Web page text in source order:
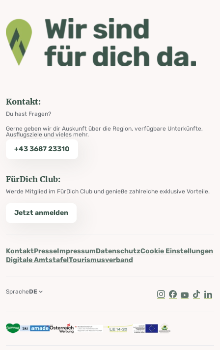
Kontakt:
Du hast Fragen?
Gerne geben wir dir Auskunft über die Region, verfügbare Unterkünfte,
Ausflugsziele und vieles mehr.
+43 3687 23310
FürDich Club:
Werde Mitglied im FürDich Club und genieße zahlreiche exklusive Vorteile.
Jetzt anmelden
KontaktPresseImpressumDatenschutzCookie Einstellungen
Digitale AmtstafelTourismusverband
Instagram
Facebook
Youtube
Tik Tok
SpracheDE